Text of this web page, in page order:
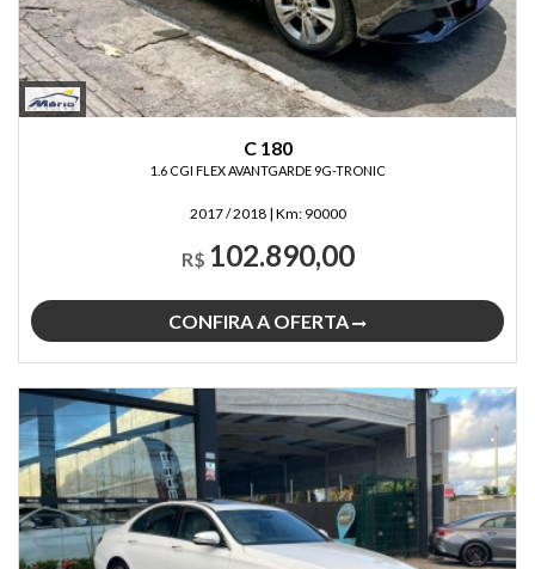
C 180
1.6 CGI FLEX AVANTGARDE 9G-TRONIC
2017 / 2018 | Km: 90000
R$ 102.890,00
CONFIRA A OFERTA